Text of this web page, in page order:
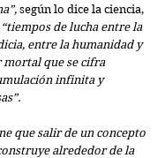
según lo dice la ciencia,
“tiempos de lucha entre la
entre la humanidad y
mortal que se cifra
infinita y
que salir de un concepto
alrededor de la